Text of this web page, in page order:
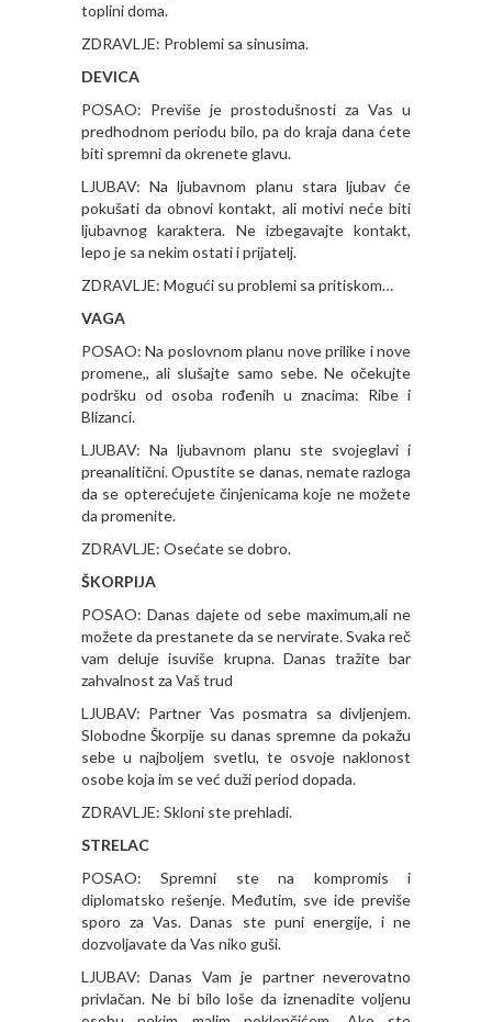
toplini doma.
ZDRAVLJE: Problemi sa sinusima.
DEVICA
POSAO: Previše je prostodušnosti za Vas u
predhodnom periodu bilo, pa do kraja dana ćete
biti spremni da okrenete glavu.
LJUBAV: Na ljubavnom planu stara ljubav će
pokušati da obnovi kontakt, ali motivi neće biti
ljubavnog karaktera. Ne izbegavajte kontakt,
lepo je sa nekim ostati i prijatelj.
ZDRAVLJE: Mogući su problemi sa pritiskom…
VAGA
POSAO: Na poslovnom planu nove prilike i nove
promene,, ali slušajte samo sebe. Ne očekujte
podršku od osoba rođenih u znacima: Ribe i
Blizanci.
LJUBAV: Na ljubavnom planu ste svojeglavi i
preanalitični. Opustite se danas, nemate razloga
da se opterećujete činjenicama koje ne možete
da promenite.
ZDRAVLJE: Osećate se dobro.
ŠKORPIJA
POSAO: Danas dajete od sebe maximum,ali ne
možete da prestanete da se nervirate. Svaka reč
vam deluje isuviše krupna. Danas tražite bar
zahvalnost za Vaš trud
LJUBAV: Partner Vas posmatra sa divljenjem.
Slobodne Škorpije su danas spremne da pokažu
sebe u najboljem svetlu, te osvoje naklonost
osobe koja im se već duži period dopada.
ZDRAVLJE: Skloni ste prehladi.
STRELAC
POSAO: Spremni ste na kompromis i
diplomatsko rešenje. Međutim, sve ide previše
sporo za Vas. Danas ste puni energije, i ne
dozvoljavate da Vas niko guši.
LJUBAV: Danas Vam je partner neverovatno
privlačan. Ne bi bilo loše da iznenadite voljenu